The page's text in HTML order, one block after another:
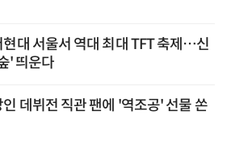
현대 서울서 역대 최대 TFT 축제…신
' 띄운다
데뷔전 직관 팬에 '역조공' 선물 쏜